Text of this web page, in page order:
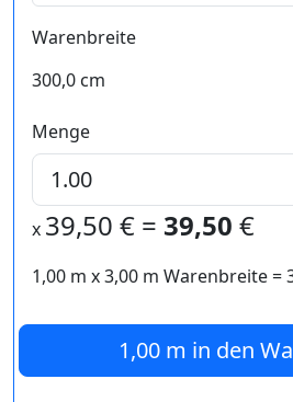
Warenbreite
300,0 cm
Menge
x 39,50 € = 39,50 €
1,00 m x3,00 m Warenbreite =
1,00 m in den